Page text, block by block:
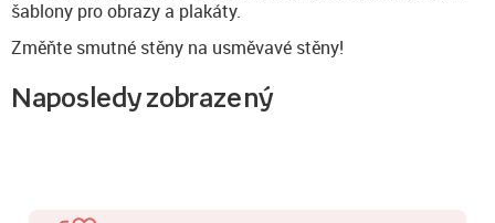
šablony pro obrazy a plakáty.
Změňte smutné stěny na usměvavé stěny!
Naposledy zobrazený